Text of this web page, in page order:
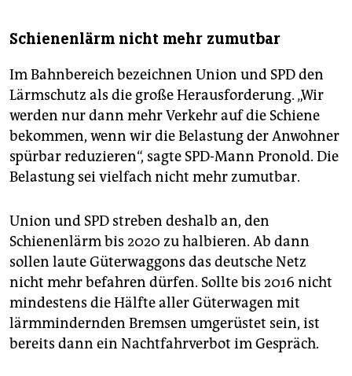
Schienenlärm nicht mehr zumutbar
Im Bahnbereich bezeichnen Union und SPD den
Lärmschutz als die große Herausforderung. „Wir
werden nur dann mehr Verkehr auf die Schiene
bekommen, wenn wir die Belastung der Anwohner
spürbar reduzieren“, sagte SPD-Mann Pronold. Die
Belastung sei vielfach nicht mehr zumutbar.
Union und SPD streben deshalb an, den
Schienenlärm bis 2020 zu halbieren. Ab dann
sollen laute Güterwaggons das deutsche Netz
nicht mehr befahren dürfen. Sollte bis 2016 nicht
mindestens die Hälfte aller Güterwagen mit
lärmmindernden Bremsen umgerüstet sein, ist
bereits dann ein Nachtfahrverbot im Gespräch.